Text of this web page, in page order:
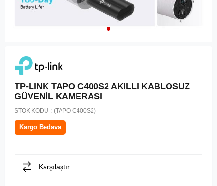
TP-LINK TAPO C400S2 AKILLI KABLOSUZ
GÜVENİL KAMERASI
STOK KODU (TAPO C400S2)
Kargo Bedava
Karşılaştır